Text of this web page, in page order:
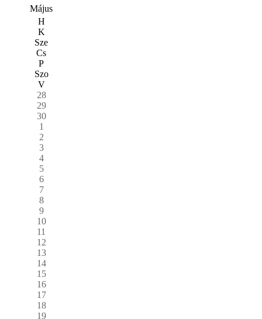
Május
H
K
Sze
Cs
P
Szo
V
28
29
30
1
2
3
4
5
6
7
8
9
10
11
12
13
14
15
16
17
18
19